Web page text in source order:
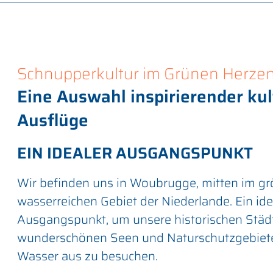
Schnupperkultur im Grünen
Eine Auswahl inspirierender
Ausflüge
EIN IDEALER AUSGANGSPUNKT
Wir befinden uns in Woubrugge, mitten im
wasserreichen Gebiet der Niederlande. Ein
Ausgangspunkt, um unsere historischen
wunderschönen Seen und
Wasser aus zu besuchen.